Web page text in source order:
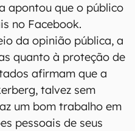
apontou que o público
no Facebook.
da opinião pública, a
quanto à proteção de
afirmam que a
talvez sem
um bom trabalho em
pessoais de seus